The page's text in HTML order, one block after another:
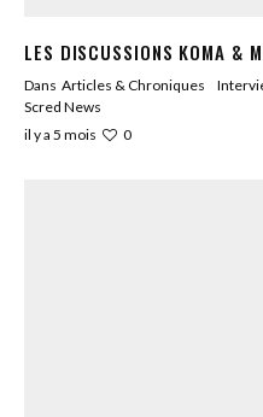
LES DISCUSSIONS KOMA &
Dans Articles & Chroniques
Scred News
il y a 5 mois
0